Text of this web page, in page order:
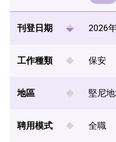
刊登日期 2026
工作種類 保安
地區 堅尼
聘用模式 全職